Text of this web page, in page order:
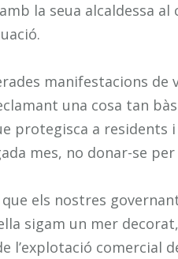
la seua alcaldessa
manifestacions de
una cosa tan
protegisca a residents
mes, no donar-se per
els nostres
sigam un mer
l’explotació comercial